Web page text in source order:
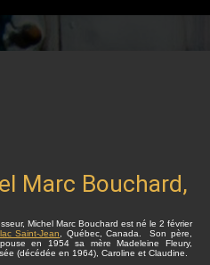
Marc Bouchard,
Michel Marc Bouchard est né le 2 février
lac Saint-Jean
, Québec, Canada. Son père,
en 1954 sa mère Madeleine Fleury,
(décédée en 1964), Caroline et Claudine.